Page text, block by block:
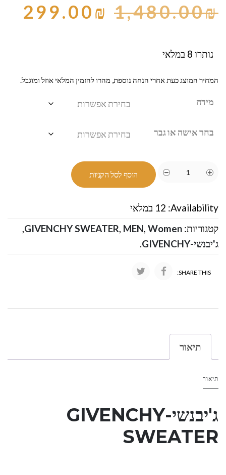
1,480.00₪
299.00₪
נותרו 8 במלאי
המחיר המוצג כעת אחרי הנחה נוספת, מהרו להזמין המלאי אוזל ומוגבל.
מידה
בחר אישה או גבר
הוסף לסל הקניות
Availability: 12 במלאי
קטגוריות:
GIVENCHY SWEATER, MEN, Women
,
ג'יבנשי-GIVENCHY
.
SHARE THIS:
תיאור
תיאור
ג'יבנשי-GIVENCHY
SWEATER